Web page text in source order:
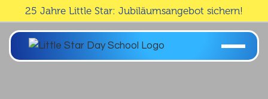
25 Jahre Little Star: Jubiläumsangebot sichern!